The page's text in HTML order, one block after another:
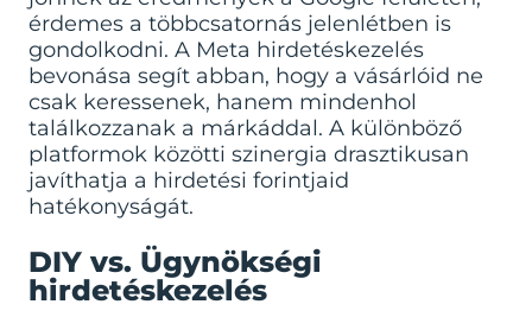
érdemes a többcsatornás jelenlétben is
gondolkodni. A Meta hirdetéskezelés
bevonása segít abban, hogy a vásárlóid ne
csak keressenek, hanem mindenhol
találkozzanak a márkáddal. A különböző
platformok közötti szinergia drasztikusan
javíthatja a hirdetési forintjaid
hatékonyságát.
DIY vs. Ügynökségi
hirdetéskezelés